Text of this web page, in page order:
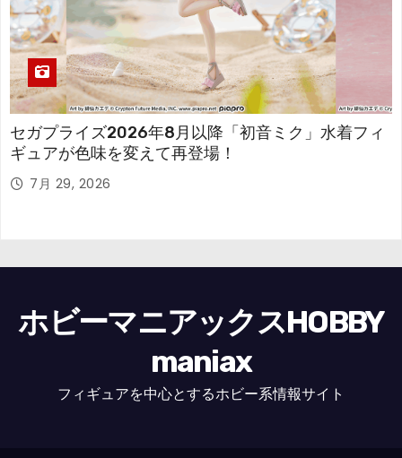
セガプライズ2026年8月以降「初音ミク」水着フィ
ギュアが色味を変えて再登場！
7月 29, 2026
ホビーマニアックスHOBBY
maniax
フィギュアを中心とするホビー系情報サイト